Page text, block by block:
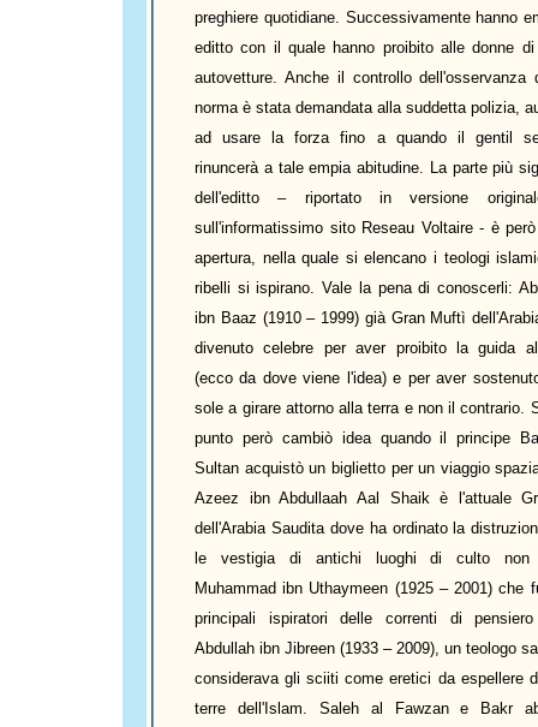
preghiere quotidiane. Successivamente hanno
editto con il quale hanno proibito alle donne di
autovetture. Anche il controllo dell'osservanza
norma è stata demandata alla suddetta polizia,
ad usare la forza fino a quando il gentil
rinuncerà a tale empia abitudine. La parte più
dell'editto – riportato in versione
sull'informatissimo sito Reseau Voltaire - è
apertura, nella quale si elencano i teologi
ribelli si ispirano. Vale la pena di conoscerli:
ibn Baaz (1910 – 1999) già Gran Muftì
divenuto celebre per aver proibito la guida
(ecco da dove viene l'idea) e per aver
sole a girare attorno alla terra e non il contrario.
punto però cambiò idea quando il principe
Sultan acquistò un biglietto per un viaggio
Azeez ibn Abdullaah Aal Shaik è l'attuale
dell'Arabia Saudita dove ha ordinato la
le vestigia di antichi luoghi di culto non
Muhammad ibn Uthaymeen (1925 – 2001) che
principali ispiratori delle correnti di
Abdullah ibn Jibreen (1933 – 2009), un teologo
considerava gli sciiti come eretici da espellere
terre dell'Islam. Saleh al Fawzan e Bakr